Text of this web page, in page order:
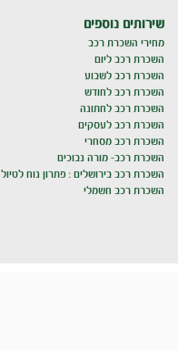
שירותים נוספים
מחירי השכרת רכב
השכרת רכב ליום
השכרת רכב לשבוע
השכרת רכב לחודש
השכרת רכב לחתונה
השכרת רכב לעסקים
השכרת רכב מסחרי
השכרת רכב- מורה נבוכים
השכרת רכב בירושלים : פתרון נוח לטיול
השכרת רכב חשמלי